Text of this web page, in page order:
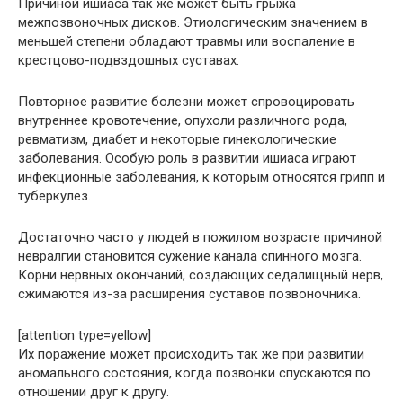
Причиной ишиаса так же может быть грыжа
межпозвоночных дисков. Этиологическим значением в
меньшей степени обладают травмы или воспаление в
крестцово-подвздошных суставах.
Повторное развитие болезни может спровоцировать
внутреннее кровотечение, опухоли различного рода,
ревматизм, диабет и некоторые гинекологические
заболевания. Особую роль в развитии ишиаса играют
инфекционные заболевания, к которым относятся грипп и
туберкулез.
Достаточно часто у людей в пожилом возрасте причиной
невралгии становится сужение канала спинного мозга.
Корни нервных окончаний, создающих седалищный нерв,
сжимаются из-за расширения суставов позвоночника.
[attention type=yellow]
Их поражение может происходить так же при развитии
аномального состояния, когда позвонки спускаются по
отношении друг к другу.